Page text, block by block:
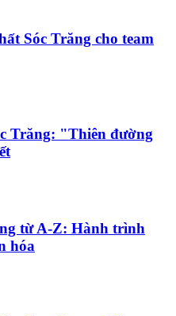
Sóc Trăng cho team
Trăng: "Thiên đường
từ A-Z: Hành trình
hóa